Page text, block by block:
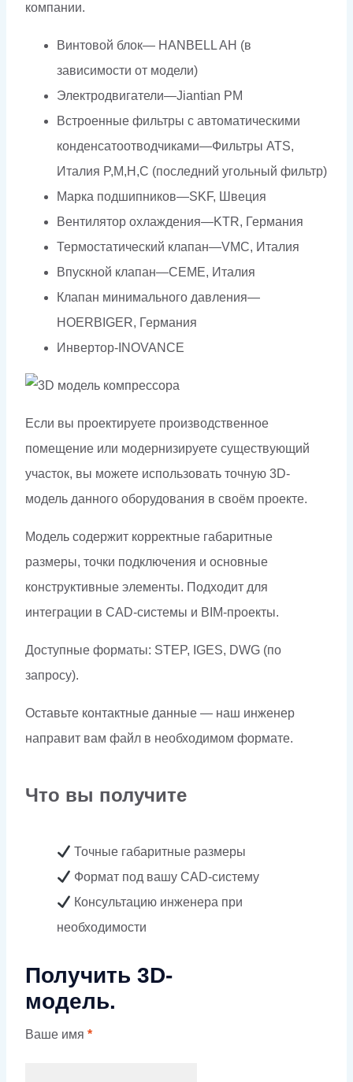
компании.
Винтовой блок— HANBELL AH (в
зависимости от модели)
Электродвигатели—Jiantian PM
Встроенные фильтры с автоматическими
конденсатоотводчиками—Фильтры ATS,
Италия P,M,H,C (последний угольный фильтр)
Марка подшипников—SKF, Швеция
Вентилятор охлаждения—KTR, Германия
Термостатический клапан—VMC, Италия
Впускной клапан—CEME, Италия
Клапан минимального давления—
HOERBIGER, Германия
Инвертор-INOVANCE
Если вы проектируете производственное
помещение или модернизируете существующий
участок, вы можете использовать точную 3D-
модель данного оборудования в своём проекте.
Модель содержит корректные габаритные
размеры, точки подключения и основные
конструктивные элементы. Подходит для
интеграции в CAD-системы и BIM-проекты.
Доступные форматы: STEP, IGES, DWG (по
запросу).
Оставьте контактные данные — наш инженер
направит вам файл в необходимом формате.
Что вы получите
Точные габаритные размеры
Формат под вашу CAD-систему
Консультацию инженера при
необходимости
Получить 3D-
модель.
Ваше имя *